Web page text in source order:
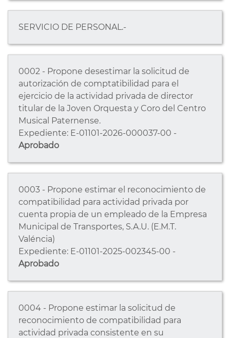
SERVICIO DE PERSONAL.-
0002 - Propone desestimar la solicitud de
autorización de comptatibilidad para el
ejercicio de la actividad privada de director
titular de la Joven Orquesta y Coro del Centro
Musical Paternense.
Expediente: E-01101-2026-000037-00 -
Aprobado
0003 - Propone estimar el reconocimiento de
compatibilidad para actividad privada por
cuenta propia de un empleado de la Empresa
Municipal de Transportes, S.A.U. (E.M.T.
Valéncia)
Expediente: E-01101-2025-002345-00 -
Aprobado
0004 - Propone estimar la solicitud de
reconocimiento de compatibilidad para
actividad privada consistente en su